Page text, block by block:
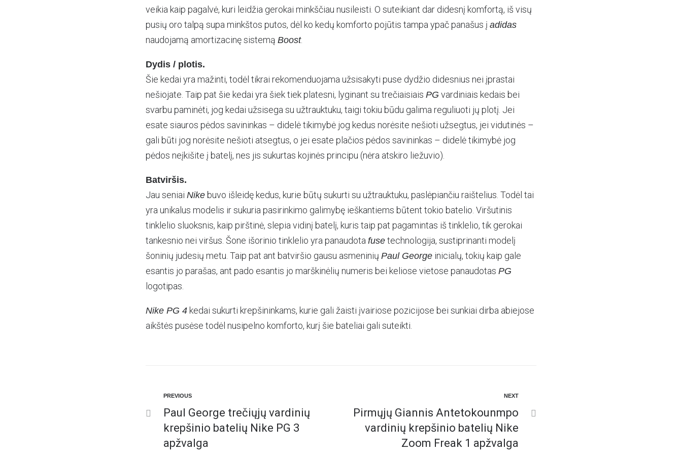
veikia kaip pagalvė, kuri leidžia gerokai minkščiau nusileisti. O suteikiant dar didesnį komfortą, iš visų
pusių oro talpą supa minkštos putos, dėl ko kedų komforto pojūtis tampa ypač panašus į adidas
naudojamą amortizacinę sistemą Boost.
Dydis / plotis.
Šie kedai yra mažinti, todėl tikrai rekomenduojama užsisakyti puse dydžio didesnius nei įprastai
nešiojate. Taip pat šie kedai yra šiek tiek platesni, lyginant su trečiaisiais PG vardiniais kedais bei
svarbu paminėti, jog kedai užsisega su užtrauktuku, taigi tokiu būdu galima reguliuoti jų plotį. Jei
esate siauros pėdos savininkas – didelė tikimybė jog kedus norėsite nešioti užsegtus, jei vidutinės –
gali būti jog norėsite nešioti atsegtus, o jei esate plačios pėdos savininkas – didelė tikimybė jog
pėdos neįkišite į batelį, nes jis sukurtas kojinės principu (nėra atskiro liežuvio).
Batviršis.
Jau seniai Nike buvo išleidę kedus, kurie būtų sukurti su užtrauktuku, paslėpiančiu raištelius. Todėl tai
yra unikalus modelis ir sukuria pasirinkimo galimybę ieškantiems būtent tokio batelio. Viršutinis
tinklelio sluoksnis, kaip pirštinė, slepia vidinį batelį, kuris taip pat pagamintas iš tinklelio, tik gerokai
tankesnio nei viršus. Šone išorinio tinklelio yra panaudota fuse technologija, sustiprinanti modelį
šoninių judesių metu. Taip pat ant batviršio gausu asmeninių Paul George inicialų, tokių kaip gale
esantis jo parašas, ant pado esantis jo marškinėlių numeris bei keliose vietose panaudotas PG
logotipas.
Nike PG 4 kedai sukurti krepšininkams, kurie gali žaisti įvairiose pozicijose bei sunkiai dirba abiejose
aikštės pusėse todėl nusipelno komforto, kurį šie bateliai gali suteikti.
PREVIOUS
Paul George trečiųjų vardinių
krepšinio batelių Nike PG 3
apžvalga
NEXT
Pirmųjų Giannis Antetokounmpo
vardinių krepšinio batelių Nike
Zoom Freak 1 apžvalga